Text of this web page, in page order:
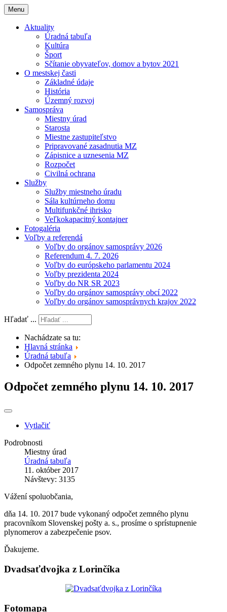
Menu
Aktuality
Úradná tabuľa
Kultúra
Šport
Sčítanie obyvateľov, domov a bytov 2021
O mestskej časti
Základné údaje
História
Územný rozvoj
Samospráva
Miestny úrad
Starosta
Miestne zastupiteľstvo
Pripravované zasadnutia MZ
Zápisnice a uznesenia MZ
Rozpočet
Civilná ochrana
Služby
Služby miestneho úradu
Sála kultúrneho domu
Multifunkčné ihrisko
Veľkokapacitný kontajner
Fotogaléria
Voľby a referendá
Voľby do orgánov samosprávy 2026
Referendum 4. 7. 2026
Voľby do európskeho parlamentu 2024
Voľby prezidenta 2024
Voľby do NR SR 2023
Voľby do orgánov samosprávy obcí 2022
Voľby do orgánov samosprávnych krajov 2022
Hľadať ...
Nachádzate sa tu:
Hlavná stránka
Úradná tabuľa
Odpočet zemného plynu 14. 10. 2017
Odpočet zemného plynu 14. 10. 2017
Vytlačiť
Podrobnosti
Miestny úrad
Úradná tabuľa
11. október 2017
Návštevy: 3135
Vážení spoluobčania,
dňa 14. 10. 2017 bude vykonaný odpočet zemného plynu
pracovníkom Slovenskej pošty a. s., prosíme o sprístupnenie
plynomerov a zabezpečenie psov.
Ďakujeme.
Dvadsaťdvojka z Lorinčíka
Fotomapa